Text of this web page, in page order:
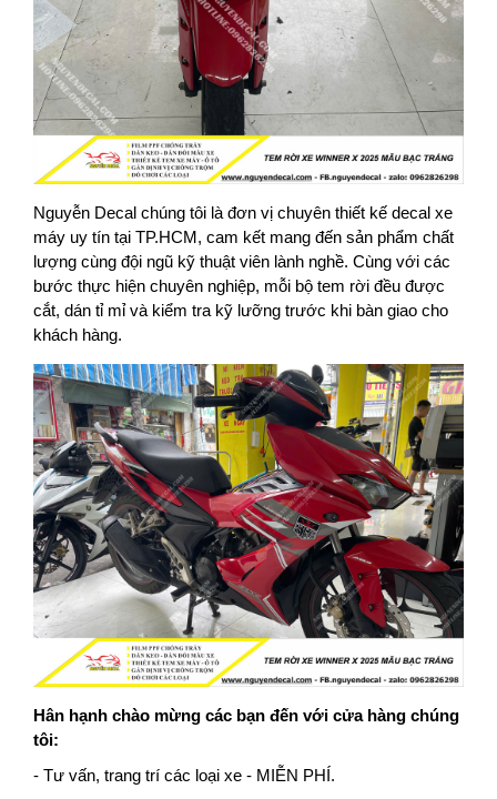
Nguyễn Decal chúng tôi là đơn vị chuyên thiết kế decal xe
máy uy tín tại TP.HCM, cam kết mang đến sản phẩm chất
lượng cùng đội ngũ kỹ thuật viên lành nghề. Cùng với các
bước thực hiện chuyên nghiệp, mỗi bộ tem rời đều được
cắt, dán tỉ mỉ và kiểm tra kỹ lưỡng trước khi bàn giao cho
khách hàng.
Hân hạnh chào mừng các bạn đến với cửa hàng chúng
tôi:
- Tư vấn, trang trí các loại xe - MIỄN PHÍ.